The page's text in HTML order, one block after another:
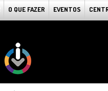
O QUE FAZER EVENTOS